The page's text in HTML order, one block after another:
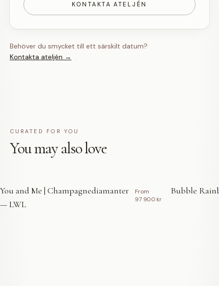
KONTAKTA ATELJÉN
Behöver du smycket till ett särskilt datum?
Kontakta ateljén →
CURATED FOR YOU
You may also love
You and Me | Champagnediamanter
— LWL
From
97 900 kr
Bubble